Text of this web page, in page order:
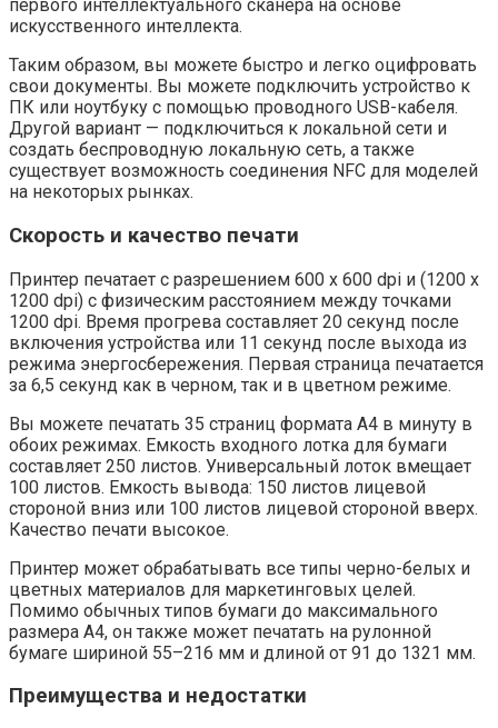
первого интеллектуального сканера на основе
искусственного интеллекта.
Таким образом, вы можете быстро и легко оцифровать
свои документы. Вы можете подключить устройство к
ПК или ноутбуку с помощью проводного USB-кабеля.
Другой вариант — подключиться к локальной сети и
создать беспроводную локальную сеть, а также
существует возможность соединения NFC для моделей
на некоторых рынках.
Скорость и качество печати
Принтер печатает с разрешением 600 x 600 dpi и (1200 x
1200 dpi) с физическим расстоянием между точками
1200 dpi. Время прогрева составляет 20 секунд после
включения устройства или 11 секунд после выхода из
режима энергосбережения. Первая страница печатается
за 6,5 секунд как в черном, так и в цветном режиме.
Вы можете печатать 35 страниц формата A4 в минуту в
обоих режимах. Емкость входного лотка для бумаги
составляет 250 листов. Универсальный лоток вмещает
100 листов. Емкость вывода: 150 листов лицевой
стороной вниз или 100 листов лицевой стороной вверх.
Качество печати высокое.
Принтер может обрабатывать все типы черно-белых и
цветных материалов для маркетинговых целей.
Помимо обычных типов бумаги до максимального
размера A4, он также может печатать на рулонной
бумаге шириной 55–216 мм и длиной от 91 до 1321 мм.
Преимущества и недостатки